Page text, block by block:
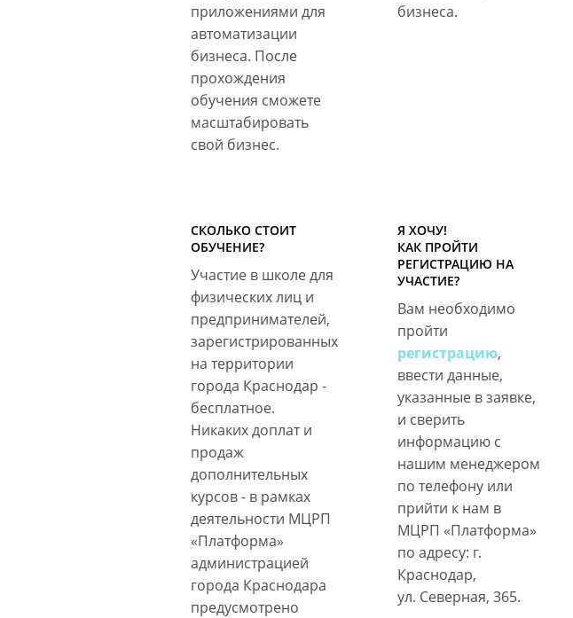
приложениями для
автоматизации
бизнеса. После
прохождения
обучения сможете
масштабировать
свой бизнес.
бизнеса.
СКОЛЬКО СТОИТ
ОБУЧЕНИЕ?
Участие в школе для
физических лиц и
предпринимателей,
зарегистрированных
на территории
города Краснодар -
бесплатное.
Никаких доплат и
продаж
дополнительных
курсов - в рамках
деятельности МЦРП
«Платформа»
администрацией
города Краснодара
предусмотрено
Я ХОЧУ!
КАК ПРОЙТИ
РЕГИСТРАЦИЮ НА
УЧАСТИЕ?
Вам необходимо
пройти
регистрацию,
ввести данные,
указанные в заявке,
и сверить
информацию с
нашим менеджером
по телефону или
прийти к нам в
МЦРП «Платформа»
по адресу: г.
Краснодар,
ул. Северная, 365.